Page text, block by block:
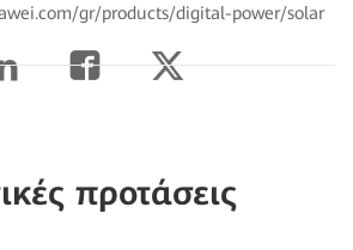
gr/products/digital-power/solar
προτάσεις